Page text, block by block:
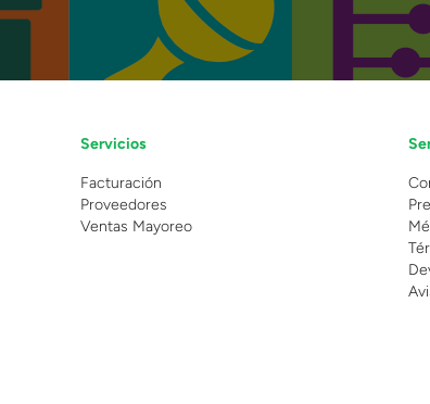
Servicios
Facturación
Proveedores
Ventas Mayoreo